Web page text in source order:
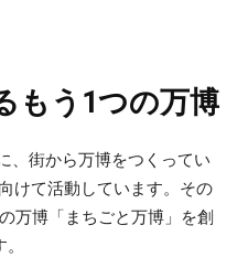
もう1つの万博
、街から万博をつくってい
けて活動しています。その
万博「まちごと万博」を創